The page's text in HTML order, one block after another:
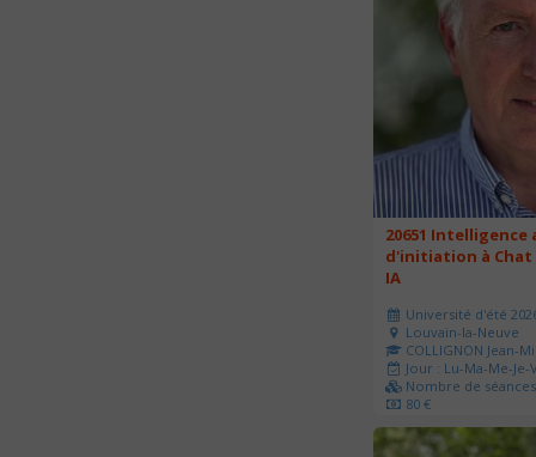
20651
d'initiation à Chat
IA
Université d'été
Louvain-la-Neuve
COLLIGNON Jean-
Jour : Lu-Ma-Me-Je-
Nombre de
80 €